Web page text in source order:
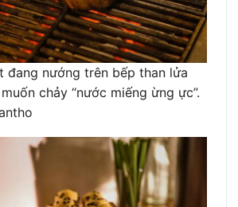
đang nướng trên bếp than lửa
chảy “nước miếng ừng ực”.